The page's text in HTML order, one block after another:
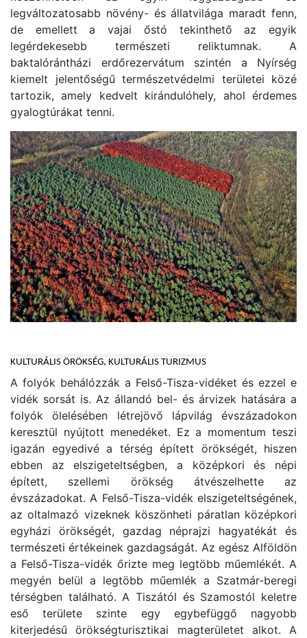
legváltozatosabb növény- és állatvilága maradt fenn,
de emellett a vajai őstó tekinthető az egyik
legérdekesebb természeti reliktumnak. A
baktalórántházi erdőrezervátum szintén a Nyírség
kiemelt jelentőségű természetvédelmi területei közé
tartozik, amely kedvelt kirándulóhely, ahol érdemes
gyalogtúrákat tenni.
KULTURÁLIS ÖRÖKSÉG, KULTURÁLIS TURIZMUS
A folyók behálózzák a Felső-Tisza-vidéket és ezzel e
vidék sorsát is. Az állandó bel- és árvizek hatására a
folyók ölelésében létrejövő lápvilág évszázadokon
keresztül nyújtott menedéket. Ez a momentum teszi
igazán egyedivé a térség épített örökségét, hiszen
ebben az elszigeteltségben, a középkori és népi
épített, szellemi örökség átvészelhette az
évszázadokat. A Felső-Tisza-vidék elszigeteltségének,
az oltalmazó vizeknek köszönheti páratlan középkori
egyházi örökségét, gazdag néprajzi hagyatékát és
természeti értékeinek gazdagságát. Az egész Alföldön
a Felső-Tisza-vidék őrizte meg legtöbb műemlékét. A
megyén belül a legtöbb műemlék a Szatmár-beregi
térségben található. A Tiszától és Szamostól keletre
eső területe szinte egy egybefüggő nagyobb
kiterjedésű örökségturisztikai magterületet alkot. A